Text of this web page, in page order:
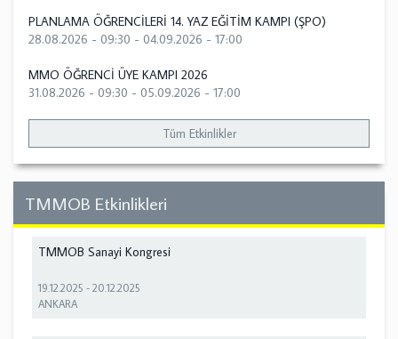
PLANLAMA ÖĞRENCİLERİ 14. YAZ EĞİTİM KAMPI (ŞPO)
28.08.2026 - 09:30 - 04.09.2026 - 17:00
MMO ÖĞRENCİ ÜYE KAMPI 2026
31.08.2026 - 09:30 - 05.09.2026 - 17:00
Tüm Etkinlikler
TMMOB Etkinlikleri
TMMOB Sanayi Kongresi
19.12.2025 -20.12.2025
ANKARA